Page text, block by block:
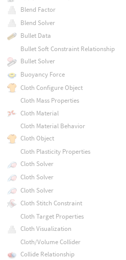
Blend Factor
Blend Solver
Bullet Data
Bullet Soft Constraint Relationship
Bullet Solver
Buoyancy Force
Cloth Configure Object
Cloth Mass Properties
Cloth Material
Cloth Material Behavior
Cloth Object
Cloth Plasticity Properties
Cloth Solver
Cloth Solver
Cloth Solver
Cloth Stitch Constraint
Cloth Target Properties
Cloth Visualization
Cloth/Volume Collider
Collide Relationship